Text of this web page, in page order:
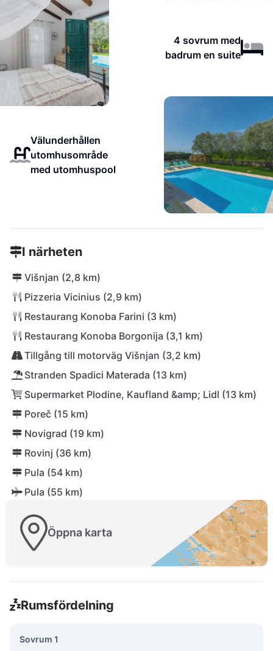
4 sovrum med
badrum en suite
Välunderhållen
utomhusområde
med utomhuspool
I närheten
Višnjan (2,8 km)
Pizzeria Vicinius (2,9 km)
Restaurang Konoba Farini (3 km)
Restaurang Konoba Borgonija (3,1 km)
Tillgång till motorväg Višnjan (3,2 km)
Stranden Spadici Materada (13 km)
Supermarket Plodine, Kaufland &amp; Lidl (13 km)
Poreč (15 km)
Novigrad (19 km)
Rovinj (36 km)
Pula (54 km)
Pula (55 km)
Öppna karta
Rumsfördelning
Sovrum 1